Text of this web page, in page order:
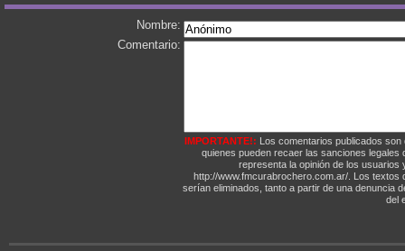
Nombre:
Comentario:
IMPORTANTE!: Los comentarios publicados
quienes pueden recaer las sanciones
representa la opinión de los
http://www.fmcurabrochero.com.ar/. Los textos
serían eliminados, tanto a partir de una denuncia
del